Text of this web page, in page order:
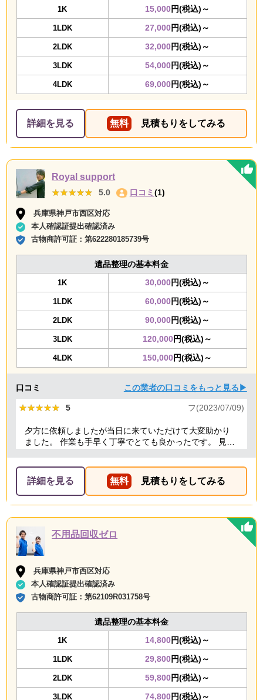
1K 15,000円(税込)～
1LDK 27,000円(税込)～
2LDK 32,000円(税込)～
3LDK 54,000円(税込)～
4LDK 69,000円(税込)～
詳細を見る 無料 見積もりをしてみる
Royal support
★★★★★
★★★★★ 5.0 口コミ (1)
兵庫県神戸市西区対応
本人確認証提出確認済み
古物商許可証：第622280185739号
遺品整理の基本料金
1K 30,000円(税込)～
1LDK 60,000円(税込)～
2LDK 90,000円(税込)～
3LDK 120,000円(税込)～
4LDK 150,000円(税込)～
口コミ この業者の口コミをもっと見る▶
★★★★★
★★★★★ 5 フ(2023/07/09)
夕方に依頼しましたが当日に来ていただけて大変助かり
ました。 作業も手早く丁寧でとても良かったです。 見積
ございました。
詳細を見る 無料 見積もりをしてみる
不用品回収ゼロ
兵庫県神戸市西区対応
本人確認証提出確認済み
古物商許可証：第62109R031758号
遺品整理の基本料金
1K 14,800円(税込)～
1LDK 29,800円(税込)～
2LDK 59,800円(税込)～
3LDK 74,800円(税込)～